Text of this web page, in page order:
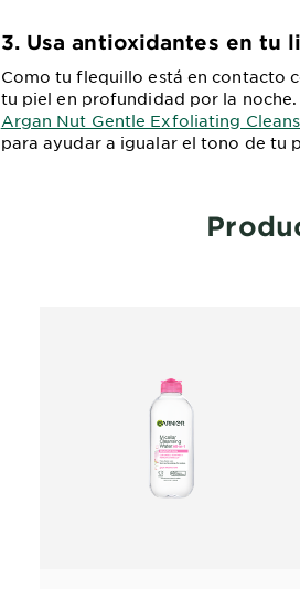
3. Usa antioxidantes en tu
Como tu flequillo está en contacto
tu piel en profundidad por la
Argan Nut Gentle Exfoliating
para ayudar a igualar el tono de tu